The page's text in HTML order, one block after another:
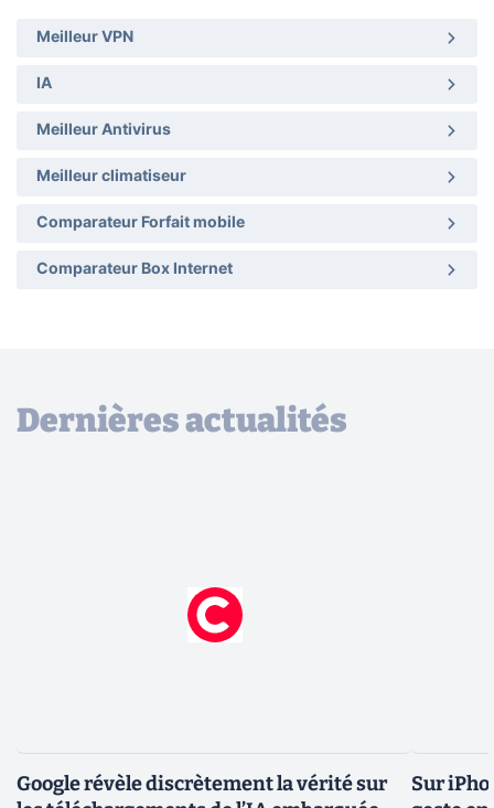
Meilleur VPN
IA
Meilleur Antivirus
Meilleur climatiseur
Comparateur Forfait mobile
Comparateur Box Internet
Dernières actualités
Google révèle discrètement la vérité sur
Sur